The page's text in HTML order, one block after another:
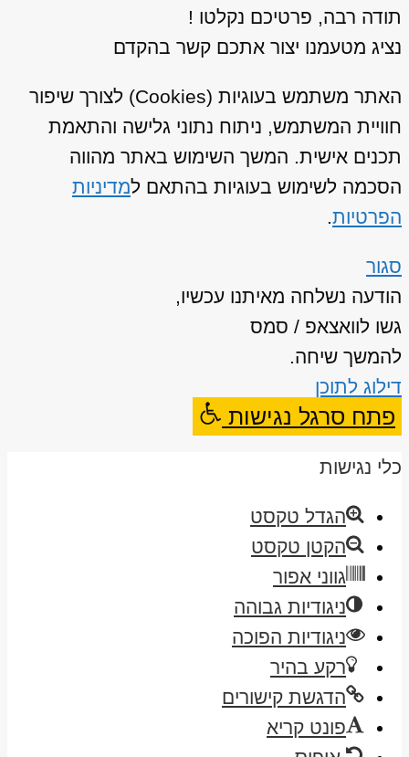
תודה רבה, פרטיכם נקלטו !
נציג מטעמנו יצור אתכם קשר בהקדם
האתר משתמש בעוגיות (Cookies) לצורך שיפור
חוויית המשתמש, ניתוח נתוני גלישה והתאמת
תכנים אישית. המשך השימוש באתר מהווה
הסכמה לשימוש בעוגיות בהתאם למדיניות
הפרטיות.
סגור
הודעה נשלחה מאיתנו עכשיו,
גשו לוואצאפ / סמס
להמשך שיחה.
דילוג לתוכן
פתח סרגל נגישות
כלי נגישות
הגדל טקסט
הקטן טקסט
גווני אפור
ניגודיות גבוהה
ניגודיות הפוכה
רקע בהיר
הדגשת קישורים
פונט קריא